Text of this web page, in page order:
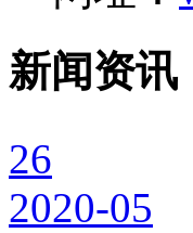
新闻资讯
26
2020-05